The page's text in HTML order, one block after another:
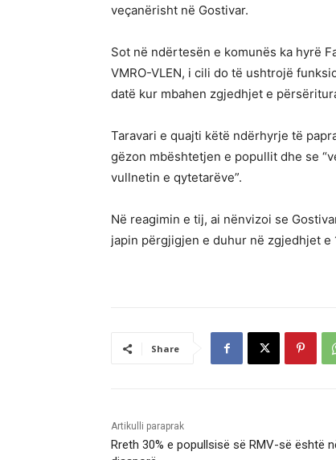
veçanërisht në Gostivar.
Sot në ndërtesën e komunës ka hyrë
VMRO-VLEN, i cili do të ushtrojë
datë kur mbahen zgjedhjet e
Taravari e quajti këtë ndërhyrje të
gëzon mbështetjen e popullit dhe se
vullnetin e qytetarëve”.
Në reagimin e tij, ai nënvizoi se
japin përgjigjen e duhur në zgjedhjet e
Share
Artikulli paraprak
Rreth 30% e popullsisë së RMV-së është